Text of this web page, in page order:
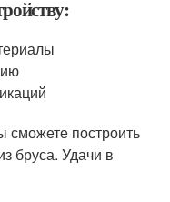
сможете построить
бруса. Удачи в